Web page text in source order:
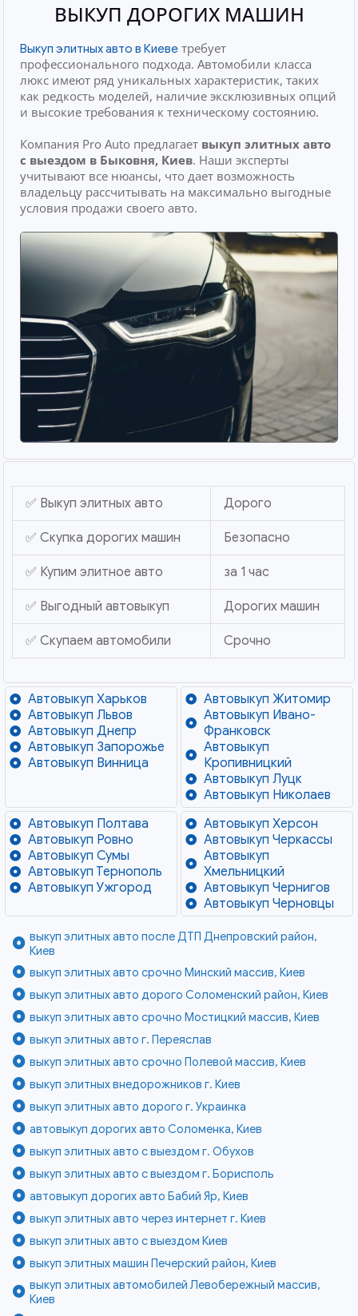
ВЫКУП ДОРОГИХ МАШИН
Выкуп элитных авто в Киеве требует
профессионального подхода. Автомобили класса
люкс имеют ряд уникальных характеристик, таких
как редкость моделей, наличие эксклюзивных опций
и высокие требования к техническому состоянию.
Компания Pro Auto предлагает выкуп элитных авто
с выездом в Быковня, Киев. Наши эксперты
учитывают все нюансы, что дает возможность
владельцу рассчитывать на максимально выгодные
условия продажи своего авто.
✅ Выкуп элитных авто Дорого
✅ Скупка дорогих машин Безопасно
✅ Купим элитное авто за 1 час
✅ Выгодный автовыкуп Дорогих машин
✅ Скупаем автомобили Срочно
Автовыкуп Харьков
Автовыкуп Львов
Автовыкуп Днепр
Автовыкуп Запорожье
Автовыкуп Винница
Автовыкуп Житомир
Автовыкуп Ивано-
Франковск
Автовыкуп
Кропивницкий
Автовыкуп Луцк
Автовыкуп Николаев
Автовыкуп Полтава
Автовыкуп Ровно
Автовыкуп Сумы
Автовыкуп Тернополь
Автовыкуп Ужгород
Автовыкуп Херсон
Автовыкуп Черкассы
Автовыкуп
Хмельницкий
Автовыкуп Чернигов
Автовыкуп Черновцы
выкуп элитных авто после ДТП Днепровский район,
Киев
выкуп элитных авто срочно Минский массив, Киев
выкуп элитных авто дорого Соломенский район, Киев
выкуп элитных авто срочно Мостицкий массив, Киев
выкуп элитных авто г. Переяслав
выкуп элитных авто срочно Полевой массив, Киев
выкуп элитных внедорожников г. Киев
выкуп элитных авто дорого г. Украинка
автовыкуп дорогих авто Соломенка, Киев
выкуп элитных авто с выездом г. Обухов
выкуп элитных авто с выездом г. Борисполь
автовыкуп дорогих авто Бабий Яр, Киев
выкуп элитных авто через интернет г. Киев
выкуп элитных авто с выездом Киев
выкуп элитных машин Печерский район, Киев
выкуп элитных автомобилей Левобережный массив,
Киев